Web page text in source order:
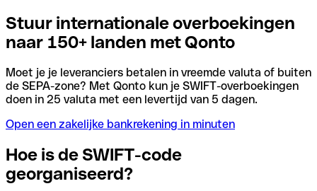
Stuur internationale overboekingen
naar 150+ landen met Qonto
Moet je je leveranciers betalen in vreemde valuta of buiten
de SEPA-zone? Met Qonto kun je SWIFT-overboekingen
doen in 25 valuta met een levertijd van 5 dagen.
Open een zakelijke bankrekening in minuten
Hoe is de SWIFT-code
georganiseerd?